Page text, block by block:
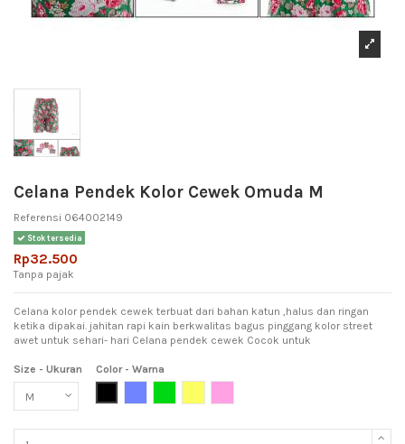
Celana Pendek Kolor Cewek Omuda M
Referensi 064002149
Stok tersedia
Rp32.500
Tanpa pajak
Celana kolor pendek cewek terbuat dari bahan katun ,halus dan ringan
ketika dipakai. jahitan rapi kain berkwalitas bagus pinggang kolor street
awet untuk sehari- hari Celana pendek cewek Cocok untuk
Size - Ukuran
Color - Warna